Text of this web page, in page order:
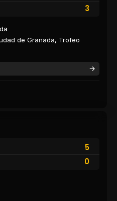
3
de Granada, Trofeo
5
0